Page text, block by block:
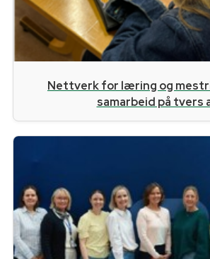
Nettverk for læring og
samarbeid på tvers